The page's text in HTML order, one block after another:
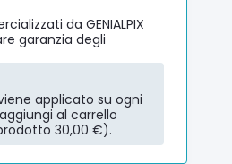
da GENIALPIX
garanzia degli
applicato su ogni
al carrello
30,00 €).